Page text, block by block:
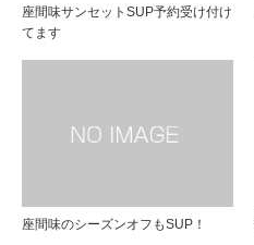
座間味サンセットSUP予約受け付け
てます
座間味のシーズンオフもSUP！